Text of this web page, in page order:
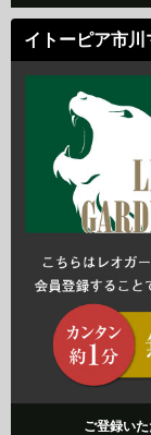
イトーピア市川
ご登録いた